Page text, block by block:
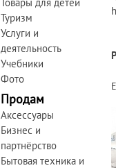
Туризм
Услуги и
деятельность
Учебники
Фото
Продам
Аксессуары
Бизнес и
партнёрство
Бытовая техника и